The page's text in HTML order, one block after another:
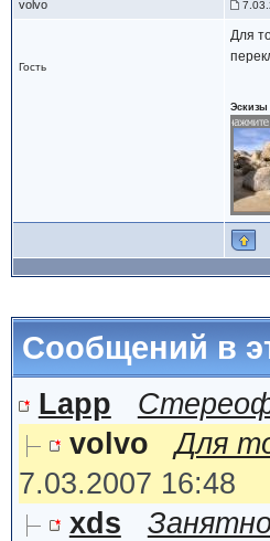
volvo
Гость
Для
Эскизы
Сообщений в
Lapp
volvo
Для
7.03.2007 16:48
xds